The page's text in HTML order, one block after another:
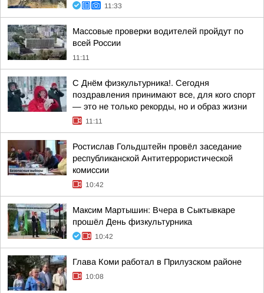
11:33
Массовые проверки водителей пройдут по
всей России
11:11
С Днём физкультурника!. Сегодня
поздравления принимают все, для кого спорт
— это не только рекорды, но и образ жизни
11:11
Ростислав Гольдштейн провёл заседание
республиканской Антитеррористической
комиссии
10:42
Максим Мартышин: Вчера в Сыктывкаре
прошёл День физкультурника
10:42
Глава Коми работал в Прилузском районе
10:08